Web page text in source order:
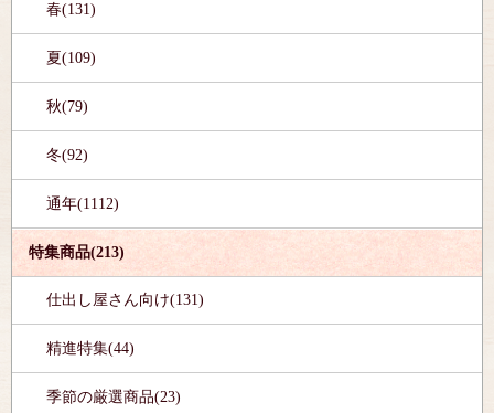
春(131)
夏(109)
秋(79)
冬(92)
通年(1112)
特集商品(213)
仕出し屋さん向け(131)
精進特集(44)
季節の厳選商品(23)